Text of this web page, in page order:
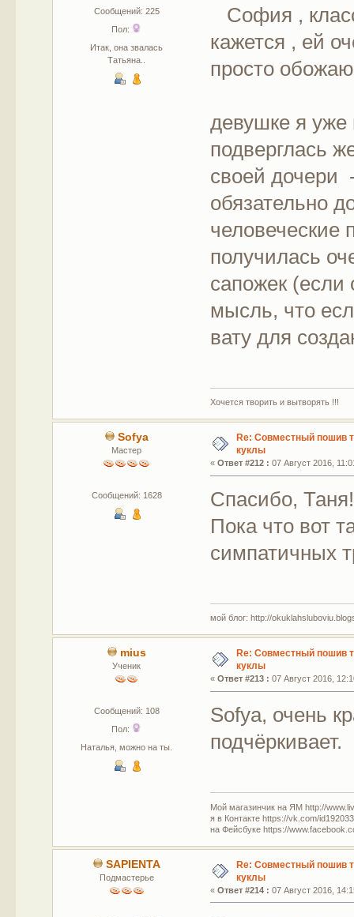
Сообщений: 225
Пол:
Итак, она звалась
Татьяна..
София ,
кажется , ей
просто
девушке я уже
подверглась
своей дочери
обязательно
человеческие
получилась
сапожек
мысль, что
вату для
Хочется творить и вытворять !!!
Sofya
Мастер
Сообщений: 1628
Re: Совместный пошив
куклы
«Ответ #212 : 07 Август 2016,
Спасибо, Таня!
Пока что вот
симпатичных
мой блог: http://
mius
Ученик
Сообщений: 108
Пол:
Наталья, можно на ты.
Re: Совместный пошив
куклы
«Ответ #213 : 07 Август 2016,
Sofya, очень
подчёркивает.
Мой магазинчик на ЯМ http://
я в Контакте https://vk.com/
на Фейсбуке https://
SAPIENTA
Подмастерье
Re: Совместный пошив
куклы
«Ответ #214 : 07 Август 2016,